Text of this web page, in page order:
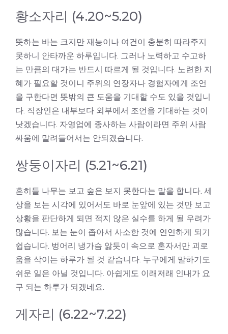
황소자리 (4.20~5.20)
뜻하는 바는 크지만 재능이나 여건이 충분히 따라주지
못하니 안타까운 하루입니다. 그러나 노력하고 수고하
는 만큼의 대가는 반드시 따르게 될 것입니다. 노련한 지
혜가 필요할 것이니 주위의 연장자나 경험자에게 조언
을 구한다면 뜻밖의 큰 도움을 기대할 수도 있을 것입니
다. 직장인은 내부보다 외부에서 조언을 기대하는 것이
낫겠습니다. 자영업에 종사하는 사람이라면 주위 사람
싸움에 말려들어서는 안되겠습니다.
쌍둥이자리 (5.21~6.21)
흔히들 나무는 보고 숲은 보지 못한다는 말을 합니다. 세
상을 보는 시각에 있어서도 바로 눈앞에 있는 것만 보고
상황을 판단하게 되면 적지 않은 실수를 하게 될 우려가
많습니다. 보는 눈이 좁아서 사소한 것에 연연하게 되기
쉽습니다. 벙어리 냉가슴 앓듯이 속으로 혼자서만 괴로
움을 삭이는 하루가 될 것 같습니다. 누구에게 말하기도
쉬운 일은 아닐 것입니다. 아쉽게도 이래저래 인내가 요
구 되는 하루가 되겠네요.
게자리 (6.22~7.22)